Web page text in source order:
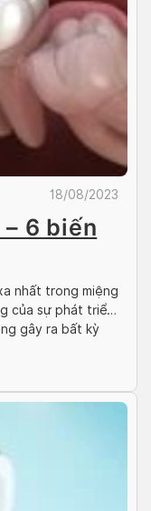
18/08/2023
– 6 biến
nhất trong miệng
của sự phát triển
gây ra bất kỳ
vấn đề và có